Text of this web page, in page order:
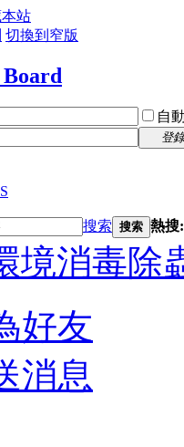
站
切換到窄版
自
登錄
搜索 搜索 熱搜:
境消毒除
好友
消息